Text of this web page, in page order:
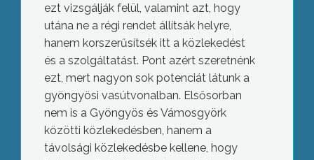
ezt vizsgálják felül, valamint azt, hogy
utána ne a régi rendet állítsák helyre,
hanem korszerűsítsék itt a közlekedést
és a szolgáltatást. Pont azért szeretnénk
ezt, mert nagyon sok potenciát látunk a
gyöngyösi vasútvonalban. Elsősorban
nem is a Gyöngyös és Vámosgyörk
közötti közlekedésben, hanem a
távolsági közlekedésbe kellene, hogy